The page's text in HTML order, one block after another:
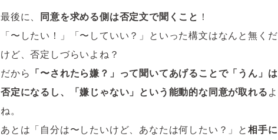
最後に、 同意を求める側は否定文で聞くこと ！
「〜したい！」「〜していい？」といった構文はなんと無くだ
けど、否定しづらいよね？
だから 「〜されたら嫌？」って聞いてあげることで「うん」は
否定になるし、「嫌じゃない」という能動的な同意が取れる よ
ね。
あとは「自分は〜したいけど、あなたは何したい？」と 相手に